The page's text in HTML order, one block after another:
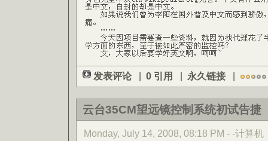
发表评论 | 0 引用 | 永久链接 |
云台35CM望远镜控制系统初试告捷
Monday, July 14, 2008, 08:18 PM - -计算机